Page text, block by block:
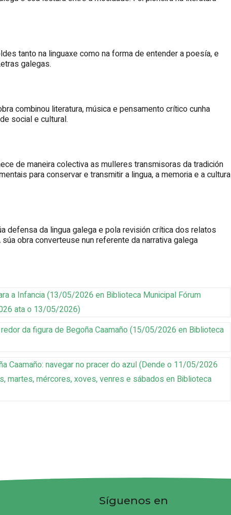
tanto na linguaxe como na forma de entender a poesía, e
galegas.
combinou literatura, música e pensamento crítico cunha
social e cultural.
de maneira colectiva as mulleres transmisoras da tradición
para conservar e transmitir a lingua, a memoria e a cultura
defensa da lingua galega e pola revisión crítica dos relatos
obra converteuse nun referente da narrativa galega
a Infancia(13/05/2026 en Biblioteca Municipal Fórum
ata o 13/05/2026)
da figura de Begoña Caamaño (15/05/2026 en Biblioteca
Caamaño: navegar no pracer do azul(Dende o 11/05/2026
martes, mércores, xoves, venres e sábados en Biblioteca
Síguenos en